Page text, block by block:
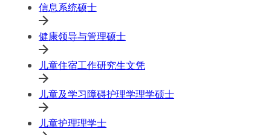
信息系统硕士
健康领导与管理硕士
儿童住宿工作研究生文凭
儿童及学习障碍护理学理学硕士
儿童护理理学士